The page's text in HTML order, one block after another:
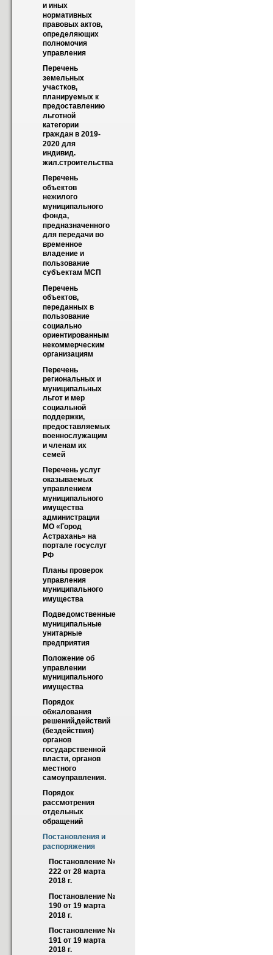
и иных
нормативных
правовых актов,
определяющих
полномочия
управления
Перечень
земельных
участков,
планируемых к
предоставлению
льготной
категории
граждан в 2019-
2020 для
индивид.
жил.строительства
Перечень
объектов
нежилого
муниципального
фонда,
предназначенного
для передачи во
временное
владение и
пользование
субъектам МСП
Перечень
объектов,
переданных в
пользование
социально
ориентированным
некоммерческим
организациям
Перечень
региональных и
муниципальных
льгот и мер
социальной
поддержки,
предоставляемых
военнослужащим
и членам их
семей
Перечень услуг
оказываемых
управлением
муниципального
имущества
администрации
МО «Город
Астрахань» на
портале госуслуг
РФ
Планы проверок
управления
муниципального
имущества
Подведомственные
муниципальные
унитарные
предприятия
Положение об
управлении
муниципального
имущества
Порядок
обжалования
решений,действий
(бездействия)
органов
государственной
власти, органов
местного
самоуправления.
Порядок
рассмотрения
отдельных
обращений
Постановления и
распоряжения
Постановление №
222 от 28 марта
2018 г.
Постановление №
190 от 19 марта
2018 г.
Постановление №
191 от 19 марта
2018 г.